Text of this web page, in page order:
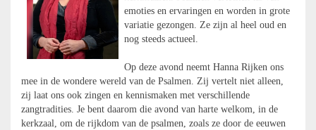
emoties en ervaringen en worden in grote
variatie gezongen. Ze zijn al heel oud en
nog steeds actueel.
Op deze avond neemt Hanna Rijken ons
mee in de wondere wereld van de Psalmen. Zij vertelt niet alleen,
zij laat ons ook zingen en kennismaken met verschillende
zangtradities. Je bent daarom die avond van harte welkom, in de
kerkzaal, om de rijkdom van de psalmen, zoals ze door de eeuwen